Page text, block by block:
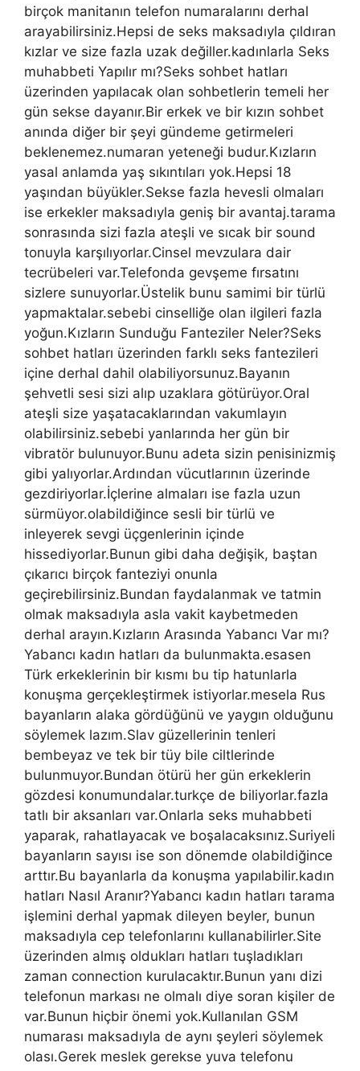
birçok manitanın telefon numaralarını derhal
arayabilirsiniz.Hepsi de seks maksadıyla çıldıran
kızlar ve size fazla uzak değiller.kadınlarla Seks
muhabbeti Yapılır mı?Seks sohbet hatları
üzerinden yapılacak olan sohbetlerin temeli her
gün sekse dayanır.Bir erkek ve bir kızın sohbet
anında diğer bir şeyi gündeme getirmeleri
beklenemez.numaran yeteneği budur.Kızların
yasal anlamda yaş sıkıntıları yok.Hepsi 18
yaşından büyükler.Sekse fazla hevesli olmaları
ise erkekler maksadıyla geniş bir avantaj.tarama
sonrasında sizi fazla ateşli ve sıcak bir sound
tonuyla karşılıyorlar.Cinsel mevzulara dair
tecrübeleri var.Telefonda gevşeme fırsatını
sizlere sunuyorlar.Üstelik bunu samimi bir türlü
yapmaktalar.sebebi cinselliğe olan ilgileri fazla
yoğun.Kızların Sunduğu Fanteziler Neler?Seks
sohbet hatları üzerinden farklı seks fantezileri
içine derhal dahil olabiliyorsunuz.Bayanın
şehvetli sesi sizi alıp uzaklara götürüyor.Oral
ateşli size yaşatacaklarından vakumlayın
olabilirsiniz.sebebi yanlarında her gün bir
vibratör bulunuyor.Bunu adeta sizin penisinizmiş
gibi yalıyorlar.Ardından vücutlarının üzerinde
gezdiriyorlar.İçlerine almaları ise fazla uzun
sürmüyor.olabildiğince sesli bir türlü ve
inleyerek sevgi üçgenlerinin içinde
hissediyorlar.Bunun gibi daha değişik, baştan
çıkarıcı birçok fanteziyi onunla
geçirebilirsiniz.Bundan faydalanmak ve tatmin
olmak maksadıyla asla vakit kaybetmeden
derhal arayın.Kızların Arasında Yabancı Var mı?
Yabancı kadın hatları da bulunmakta.esasen
Türk erkeklerinin bir kısmı bu tip hatunlarla
konuşma gerçekleştirmek istiyorlar.mesela Rus
bayanların alaka gördüğünü ve yaygın olduğunu
söylemek lazım.Slav güzellerinin tenleri
bembeyaz ve tek bir tüy bile ciltlerinde
bulunmuyor.Bundan ötürü her gün erkeklerin
gözdesi konumundalar.turkçe de biliyorlar.fazla
tatlı bir aksanları var.Onlarla seks muhabbeti
yaparak, rahatlayacak ve boşalacaksınız.Suriyeli
bayanların sayısı ise son dönemde olabildiğince
arttır.Bu bayanlarla da konuşma yapılabilir.kadın
hatları Nasıl Aranır?Yabancı kadın hatları tarama
işlemini derhal yapmak dileyen beyler, bunun
maksadıyla cep telefonlarını kullanabilirler.Site
üzerinden almış oldukları hatları tuşladıkları
zaman connection kurulacaktır.Bunun yanı dizi
telefonun markası ne olmalı diye soran kişiler de
var.Bunun hiçbir önemi yok.Kullanılan GSM
numarası maksadıyla de aynı şeyleri söylemek
olası.Gerek meslek gerekse yuva telefonu